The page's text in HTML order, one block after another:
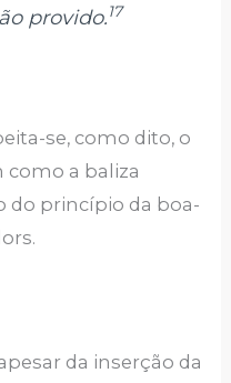
provido.17
se, como dito, o
como a baliza
do princípio da boa-
da inserção da